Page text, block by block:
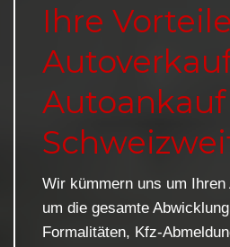
Ihre
Autoankauf
Wir kümmern uns um Ihren
um die gesamte
Formalitäten, Kfz-